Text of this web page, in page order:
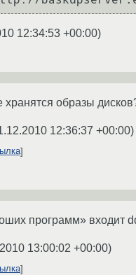
12:34:53 +00:00)
образы
12:36:37 +00:00)
программ» входит
13:00:02 +00:00)